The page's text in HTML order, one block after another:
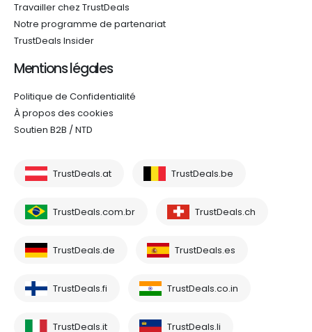
Travailler chez TrustDeals
Notre programme de partenariat
TrustDeals Insider
Mentions légales
Politique de Confidentialité
À propos des cookies
Soutien B2B / NTD
TrustDeals.at TrustDeals.be
TrustDeals.com.br TrustDeals.ch
TrustDeals.de TrustDeals.es
TrustDeals.fi TrustDeals.co.in
TrustDeals.it TrustDeals.li